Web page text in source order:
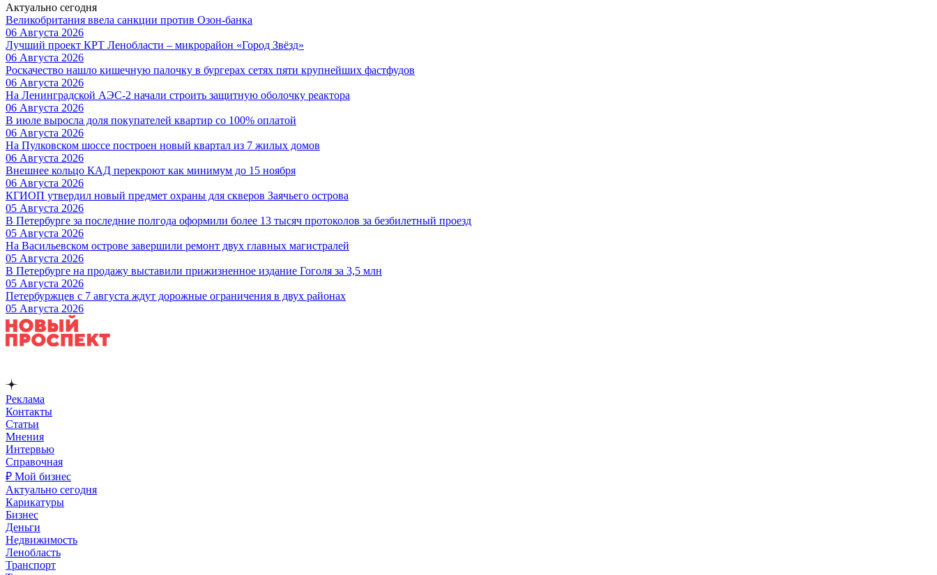
Актуально сегодня
Великобритания ввела санкции против Озон-банка
06 Августа 2026
Лучший проект КРТ Ленобласти – микрорайон «Город Звёзд»
06 Августа 2026
Роскачество нашло кишечную палочку в бургерах сетях пяти крупнейших фастфудов
06 Августа 2026
На Ленинградской АЭС-2 начали строить защитную оболочку реактора
06 Августа 2026
В июле выросла доля покупателей квартир со 100% оплатой
06 Августа 2026
На Пулковском шоссе построен новый квартал из 7 жилых домов
06 Августа 2026
Внешнее кольцо КАД перекроют как минимум до 15 ноября
06 Августа 2026
КГИОП утвердил новый предмет охраны для скверов Заячьего острова
05 Августа 2026
В Петербурге за последние полгода оформили более 13 тысяч протоколов за безбилетный проезд
05 Августа 2026
На Васильевском острове завершили ремонт двух главных магистралей
05 Августа 2026
В Петербурге на продажу выставили прижизненное издание Гоголя за 3,5 млн
05 Августа 2026
Петербуржцев с 7 августа ждут дорожные ограничения в двух районах
05 Августа 2026
Реклама
Контакты
Статьи
Мнения
Интервью
Справочная
₽ Мой бизнес
Актуально сегодня
Карикатуры
Бизнес
Деньги
Недвижимость
Ленобласть
Транспорт